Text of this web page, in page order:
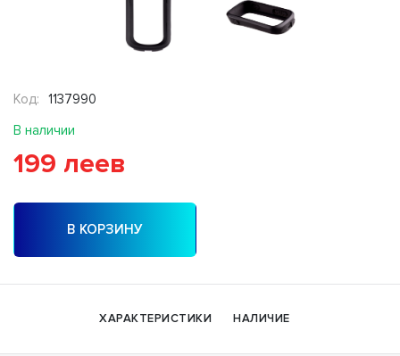
Код:
1137990
В наличии
199 леев
В КОРЗИНУ
ХАРАКТЕРИСТИКИ НАЛИЧИЕ